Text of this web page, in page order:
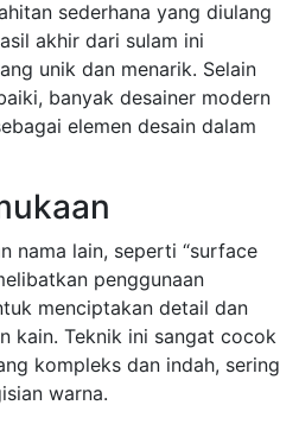
sederhana yang diulang
akhir dari sulam ini
unik dan menarik. Selain
banyak desainer modern
elemen desain dalam
nama lain, seperti “surface
penggunaan
menciptakan detail dan
kain. Teknik ini sangat cocok
kompleks dan indah, sering
warna.